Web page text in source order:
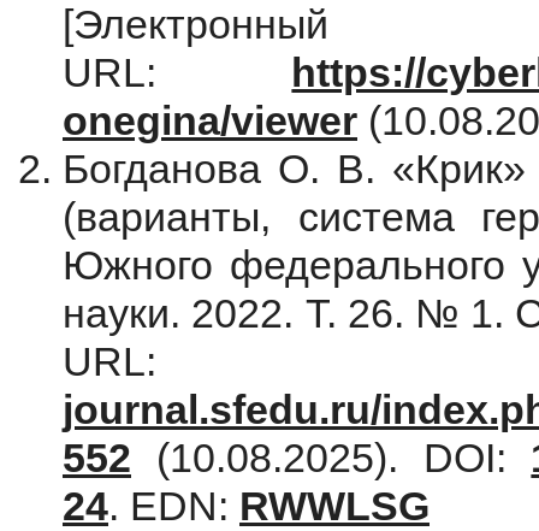
URL:
https://
onegina/viewer
Богданова О. В.
(варианты, система
Южного федерального
науки. 2022. Т. 26. № 1.
journal.sfedu.ru/
552 (10.08.2025). DOI:
24. EDN: RWWLSG